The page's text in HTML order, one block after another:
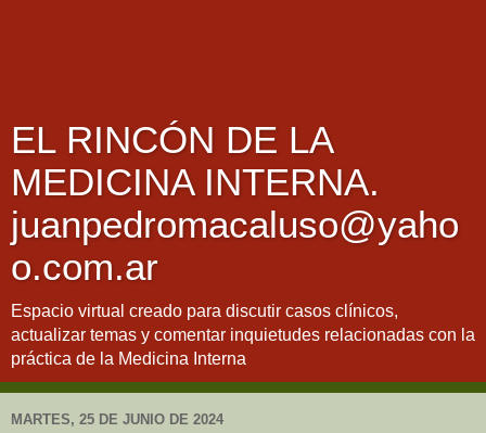
EL RINCÓN DE LA
MEDICINA INTERNA.
juanpedromacaluso@yaho
o.com.ar
Espacio virtual creado para discutir casos clínicos,
actualizar temas y comentar inquietudes relacionadas con la
práctica de la Medicina Interna
MARTES, 25 DE JUNIO DE 2024